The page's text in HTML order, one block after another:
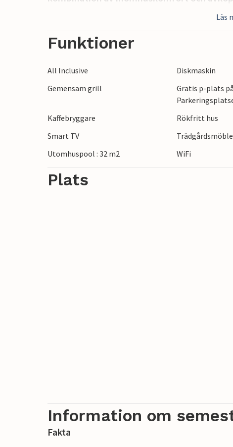
Kakma gäster som uppskattar både tid i
Kakma är ett lugnt bysamhälle i norra
närliggande naturparker och sjöar.
de adriatiska stränderna kring Biograd na
Läs
Funktioner
All Inclusive Diskmaskin
Gemensam grill
Gratis p-plats
Kaffebryggare Rökfritt hus
Smart TV
Utomhuspool : 32 m2
WiFi
Plats
Information om
Fakta